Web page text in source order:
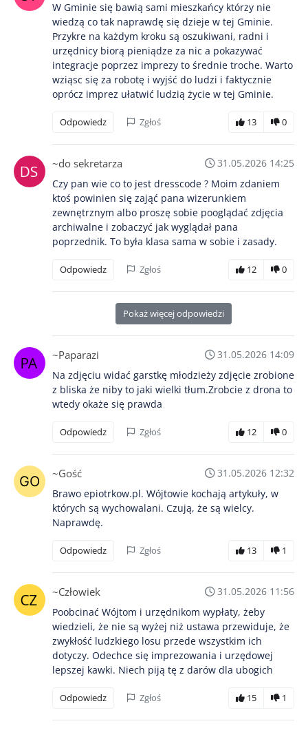
W Gminie się bawią sami mieszkańcy którzy nie
wiedzą co tak naprawdę się dzieje w tej Gminie.
Przykre na każdym kroku są oszukiwani, radni i
urzędnicy biorą pieniądze za nic a pokazywać
integracje poprzez imprezy to średnie troche. Warto
wziąsc się za robotę i wyjść do ludzi i faktycznie
oprócz imprez ułatwić ludzią życie w tej Gminie.
Odpowiedz Zgłoś 13 0
~do sekretarza
31.05.2026 14:25
Czy pan wie co to jest dresscode ? Moim zdaniem
ktoś powinien się zająć pana wizerunkiem
zewnętrznym albo proszę sobie pooglądać zdjęcia
archiwalne i zobaczyć jak wyglądał pana
poprzednik. To była klasa sama w sobie i zasady.
Odpowiedz Zgłoś 12 0
Pokaż więcej odpowiedzi
~Paparazi
31.05.2026 14:09
Na zdjęciu widać garstkę młodzieży zdjęcie zrobione
z bliska że niby to jaki wielki tłum.Zrobcie z drona to
wtedy okaże się prawda
Odpowiedz Zgłoś 12 0
~Gość
31.05.2026 12:32
Brawo epiotrkow.pl. Wójtowie kochają artykuły, w
których są wychowalani. Czują, że są wielcy.
Naprawdę.
Odpowiedz Zgłoś 13 1
~Człowiek
31.05.2026 11:56
Poobcinać Wójtom i urzędnikom wypłaty, żeby
wiedzieli, że nie są wyżej niż ustawa przewiduje, że
zwykłość ludzkiego losu przede wszystkim ich
dotyczy. Odechce się imprezowania i urzędowej
lepszej kawki. Niech piją tę z darów dla ubogich
Odpowiedz Zgłoś 15 1